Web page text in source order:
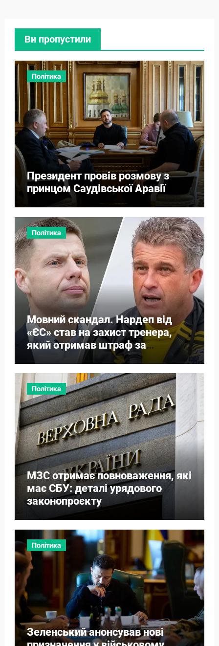
Ви пропустили
Політика
Президент провів розмову з
принцом Саудівської Аравії
Політика
Мовний скандал. Нардеп від
«ЄС» став на захист тренера,
який отримав штраф за
російську
Політика
МЗС отримає повноваження, які
має СБУ: деталі урядового
законопроєкту
Політика
Зеленський анонсував нові